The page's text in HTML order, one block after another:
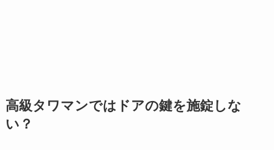
高級タワマンではドアの鍵を施錠しな
い？